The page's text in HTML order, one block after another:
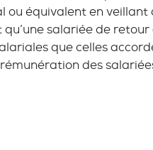
ou équivalent en veillant
salariée de
que celles
des